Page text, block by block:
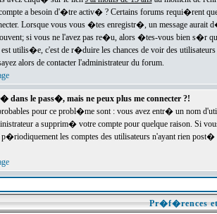
a besoin d'�tre activ� ? Certains forums requi�rent
Lorsque vous vous �tes enregistr�, un message aurait
si vous ne l'avez pas re�u, alors �tes-vous bien s�r
est utilis�e, c'est de r�duire les chances de voir des
alors de contacter l'administrateur du forum.
dans le pass�, mais ne peux plus me connecter ?!
pour ce probl�me sont : vous avez entr� un nom
a supprim� votre compte pour quelque raison. Si
les comptes des utilisateurs n'ayant rien
Pr�f�rences